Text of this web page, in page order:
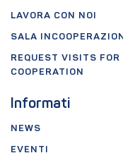
LAVORA CON NOI
SALA
REQUEST VISITS
COOPERATION
Informati
NEWS
EVENTI